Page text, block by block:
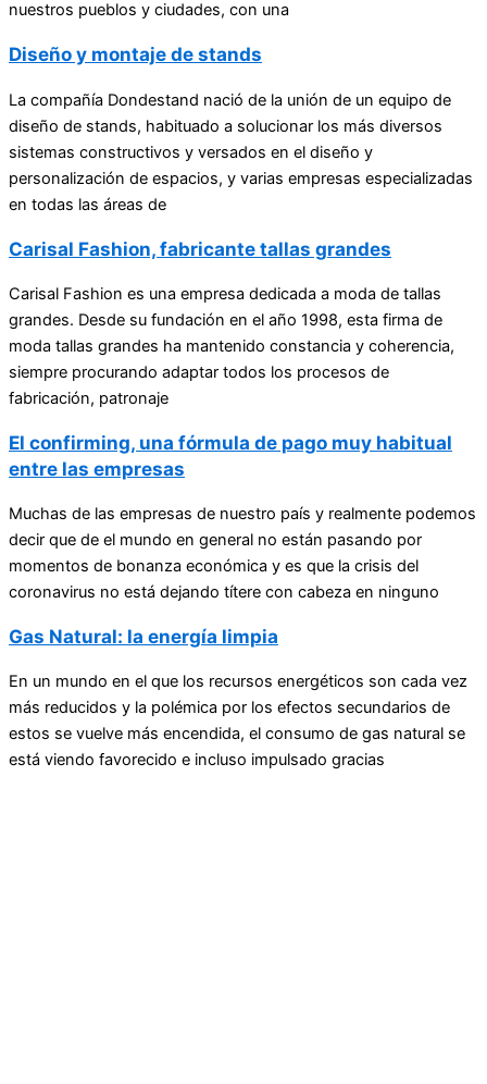
nuestros pueblos y ciudades, con una
Diseño y montaje de stands
La compañía Dondestand nació de la unión de un equipo de
diseño de stands, habituado a solucionar los más diversos
sistemas constructivos y versados en el diseño y
personalización de espacios, y varias empresas especializadas
en todas las áreas de
Carisal Fashion, fabricante tallas grandes
Carisal Fashion es una empresa dedicada a moda de tallas
grandes. Desde su fundación en el año 1998, esta firma de
moda tallas grandes ha mantenido constancia y coherencia,
siempre procurando adaptar todos los procesos de
fabricación, patronaje
El confirming, una fórmula de pago muy habitual
entre las empresas
Muchas de las empresas de nuestro país y realmente podemos
decir que de el mundo en general no están pasando por
momentos de bonanza económica y es que la crisis del
coronavirus no está dejando títere con cabeza en ninguno
Gas Natural: la energía limpia
En un mundo en el que los recursos energéticos son cada vez
más reducidos y la polémica por los efectos secundarios de
estos se vuelve más encendida, el consumo de gas natural se
está viendo favorecido e incluso impulsado gracias